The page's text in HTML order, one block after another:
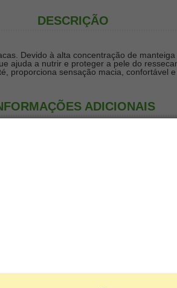
DESCRIÇÃO
Devido à alta concentração de
ajuda a nutrir e proteger a pele do
proporciona sensação macia, confortável
ADICIONAIS
glycerin; c13-15 alkane; cetyl
alcohol; butyrospermum parkii butter
cocoyl glutamate; ceteareth-20;
di-t-butyl-4-hydroxyhydrocinnamate;
limonene; linalool.
dimeticona; glicerol; alcano c13-15;
álcool cetoestearílico; insaponificáveis de
c10-30; isopropanolamina; cocoil
do gérmen de triticum aestivum; extrato
de octadecila; perfume; alfa-
DO PRODUTO